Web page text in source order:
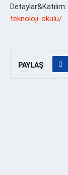
Detaylar&Katılım:
teknoloji-okulu/
PAYLAŞ